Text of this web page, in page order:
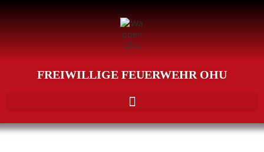
FREIWILLIGE FEUERWEHR OHU